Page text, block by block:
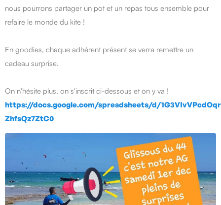
nous pourrons partager un pot et un repas tous ensemble pour
refaire le monde du kite !
En goodies, chaque adhérent présent se verra remettre un
cadeau surprise.
On n'hésite plus, on s'inscrit ci-dessous et on y va !
https://docs.google.com/spreadsheets/d/
ZhfsQz7ZtC0